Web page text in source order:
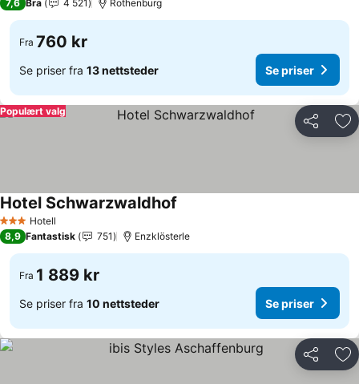
7,6 Bra 4 521 Rothenburg
Fra 760 kr
Se priser fra 13 nettsteder Se priser
Del
Populært valg
3 StjernerHotell
Hotel Schwarzwaldhof
8,9 Fantastisk 751 Enzklösterle
Fra 1 889 kr
Se priser fra 10 nettsteder Se priser
Del